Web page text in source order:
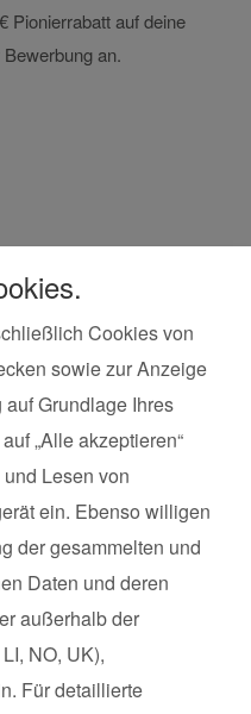
Pionierrabatt auf deine
an.
von
Kurse suchen
Cookies von
sowie zur Anzeige
Grundlage Ihres
„Alle akzeptieren“
Lesen von
ein. Ebenso willigen
der gesammelten und
Daten und deren
außerhalb der
NO, UK),
Für detaillierte